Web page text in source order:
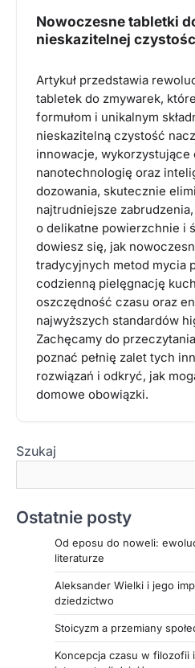
Nowoczesne tabletki
nieskazitelnej
Artykuł przedstawia
tabletek do zmywarek,
formułom i unikalnym
nieskazitelną czystość
innowacje, wykorzystujące
nanotechnologię oraz
dozowania, skutecznie
najtrudniejsze
o delikatne powierzchnie i
dowiesz się, jak
tradycyjnych metod mycia
codzienną pielęgnację
oszczędność czasu oraz
najwyższych standardów
Zachęcamy do
poznać pełnię zalet tych
rozwiązań i odkryć, jak
domowe obowiązki.
Szukaj
Ostatnie posty
Od eposu do noweli:
literaturze
Aleksander Wielki i jego
dziedzictwo
Stoicyzm a przemiany
Koncepcja czasu w